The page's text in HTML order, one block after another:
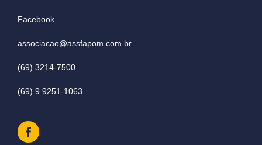
Facebook
associacao@assfapom.com.br
(69) 3214-7500
(69) 9 9251-1063